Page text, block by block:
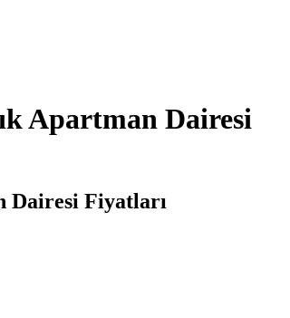
Apartman Dairesi
Dairesi Fiyatları